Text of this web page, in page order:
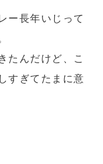
ー長年いじって
たんだけど、こ
すぎてたまに意